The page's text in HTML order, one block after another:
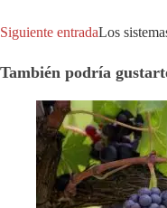
Siguiente entradaLos
También podría